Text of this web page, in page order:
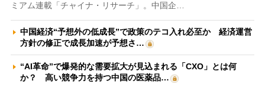
ミアム連載「チャイナ・リサーチ」。中国企…
中国経済“予想外の低成長”で政策のテコ入れ必至か 経済運営
方針の修正で成長加速が予想さ…
“AI革命”で爆発的な需要拡大が見込まれる「CXO」とは何
か？ 高い競争力を持つ中国の医薬品…